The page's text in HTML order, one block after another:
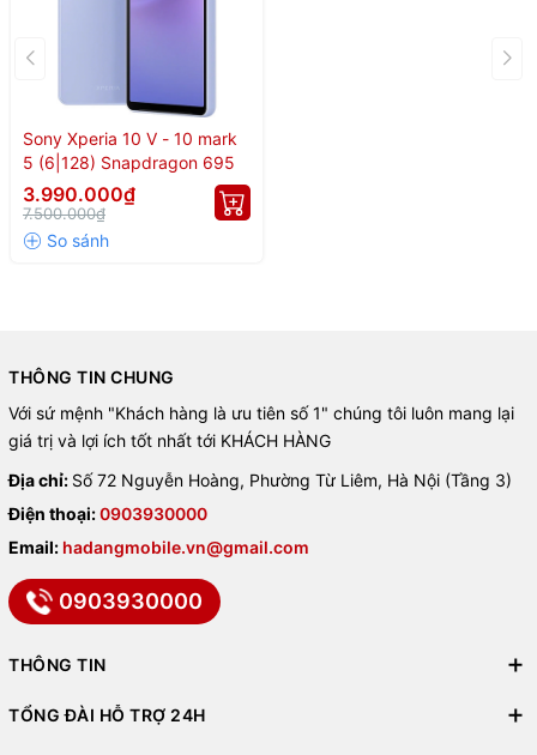
Sony Xperia 10 V - 10 mark
5 (6|128) Snapdragon 695
3.990.000₫
7.500.000₫
THÔNG TIN CHUNG
Với sứ mệnh "Khách hàng là ưu tiên số 1" chúng tôi luôn mang lại
giá trị và lợi ích tốt nhất tới KHÁCH HÀNG
Địa chỉ: Số 72 Nguyễn Hoàng, Phường Từ Liêm, Hà Nội (Tầng 3)
Điện thoại:0903930000
Email: hadangmobile.vn@gmail.com
0903930000
THÔNG TIN
TỔNG ĐÀI HỖ TRỢ 24H